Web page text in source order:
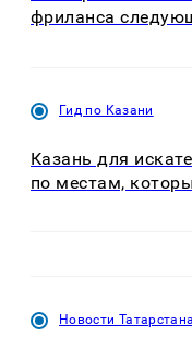
фриланса
Гид по Казани
Казань для
по местам,
Новости Татарстана